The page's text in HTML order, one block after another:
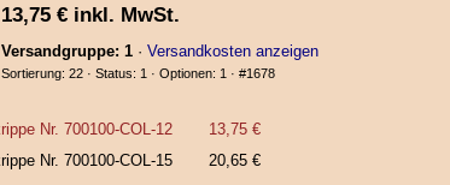
13,75 €inkl. MwSt.
Versandgruppe: 1· Versandkosten anzeigen
Sortierung: 22 · Status: 1 · Optionen: 1 · #1678
Nr. 700100‑COL‑12
13,75 €
Nr. 700100‑COL‑15 20,65 €